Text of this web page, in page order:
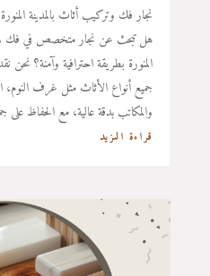
نجار فك وتركيب أثاث بالمدينة
هل تبحث عن نجار متخصص في فك
المنورة بطريقة احترافية وآمنة؟
جميع أنواع الأثاث مثل غرف النوم،
والمكاتب بدقة عالية، مع الحفاظ على
قراءة المزيد